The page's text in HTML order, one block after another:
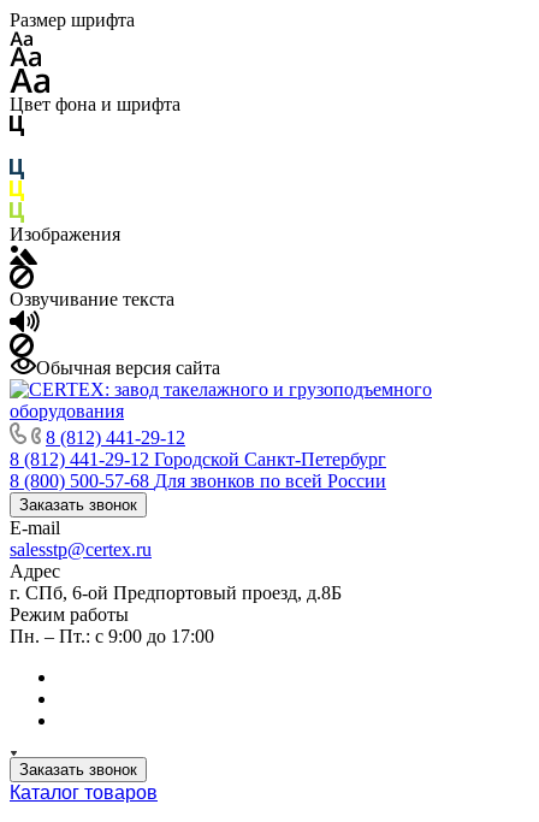
Размер шрифта
Цвет фона и шрифта
Изображения
Озвучивание текста
Обычная версия сайта
8 (812) 441-29-12
8 (812) 441-29-12 Городской Санкт-Петербург
8 (800) 500-57-68 Для звонков по всей России
Заказать звонок
E-mail
salesstp@certex.ru
Адрес
г. СПб, 6-ой Предпортовый проезд, д.8Б
Режим работы
Пн. – Пт.: с 9:00 до 17:00
Заказать звонок
Каталог товаров